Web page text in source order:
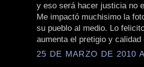
y eso será hacer justicia no
Me impactó muchisimo la
su pueblo al medio. Lo
aumenta el pretigio y calidad
25 DE MARZO DE 2010